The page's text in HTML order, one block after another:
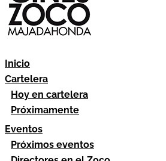
Inicio
Cartelera
Hoy en cartelera
Próximamente
Eventos
Próximos eventos